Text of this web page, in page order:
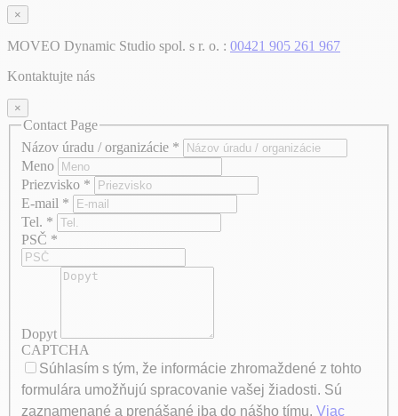
×
MOVEO Dynamic Studio spol. s r. o. : 00421 905 261 967
Kontaktujte nás
×
Contact Page
Názov úradu / organizácie *
Meno
Priezvisko *
E-mail *
Tel. *
PSČ *
Dopyt
CAPTCHA
Súhlasím s tým, že informácie zhromaždené z tohto
formulára umožňujú spracovanie vašej žiadosti. Sú
zaznamenané a prenášané iba do nášho tímu. Viac